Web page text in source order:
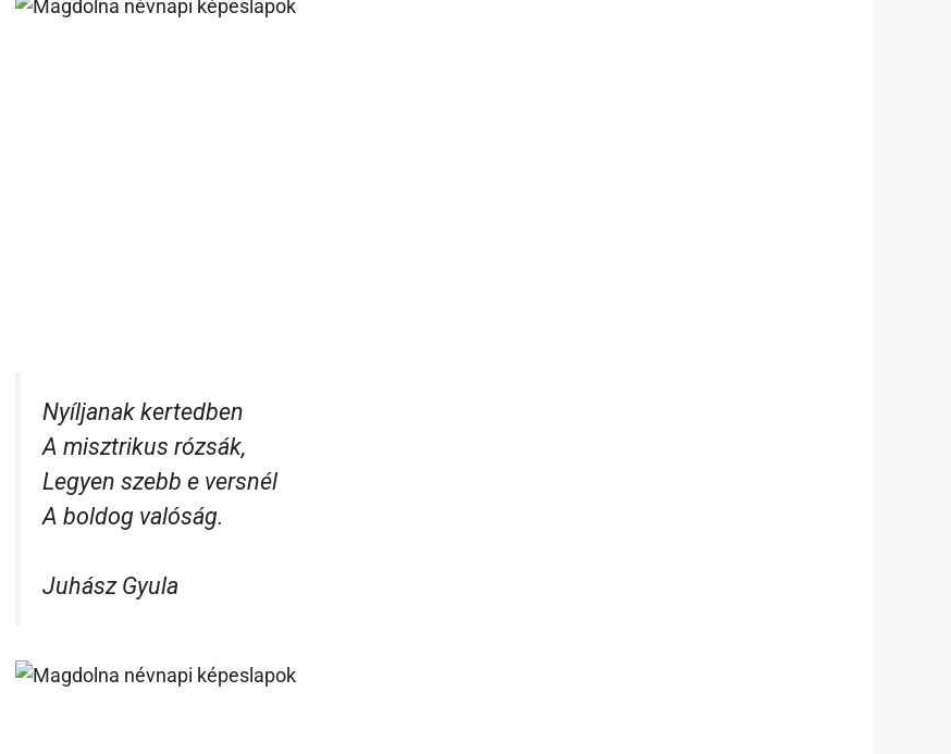
Nyíljanak kertedben
A misztrikus rózsák,
Legyen szebb e versnél
A boldog valóság.
Juhász Gyula